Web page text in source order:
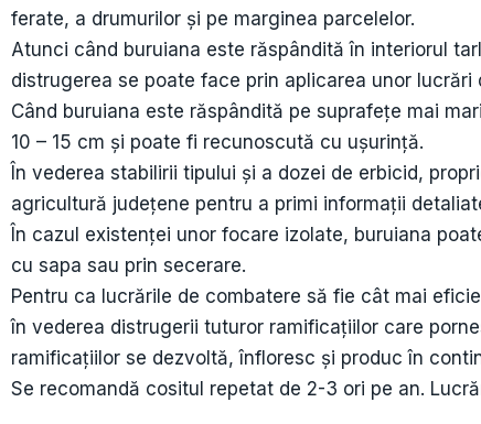
ferate, a drumurilor și pe marginea parcelelor.
Atunci când buruiana este răspândită în interiorul
distrugerea se poate face prin aplicarea unor
Când buruiana este răspândită pe suprafețe mai
10 – 15 cm și poate fi recunoscută cu ușurință.
În vederea stabilirii tipului și a dozei de erbicid,
agricultură județene pentru a primi informații
În cazul existenței unor focare izolate, buruiana
cu sapa sau prin secerare.
Pentru ca lucrările de combatere să fie cât mai
în vederea distrugerii tuturor ramificațiilor care
ramificațiilor se dezvoltă, înfloresc și produc în
Se recomandă cositul repetat de 2-3 ori pe an.